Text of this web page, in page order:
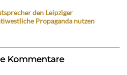
den Leipziger
Propaganda nutzen
Kommentare